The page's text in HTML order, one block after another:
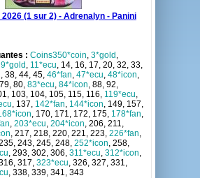
2026 (1 sur 2) - Adrenalyn - Panini
: Coins350*coin, 3*gold ,
9*gold , 11*ecu, 14, 16, 17, 20, 32, 33,
, 38, 44, 45, 46*fan, 47*ecu, 48*icon,
80, 83*ecu, 84*icon, 88, 92,
103, 104, 105, 115, 116, 119*ecu,
, 137, 142*fan, 144*icon, 149, 157,
, 170, 171, 172, 175, 178*fan,
, 203*ecu, 204*icon, 206, 211,
, 217, 218, 220, 221, 223, 226*fan,
243, 245, 248, 252*icon, 258,
, 293, 302, 306, 311*ecu, 312*icon,
317, 323*ecu, 326, 327, 331,
, 338, 339, 341, 343